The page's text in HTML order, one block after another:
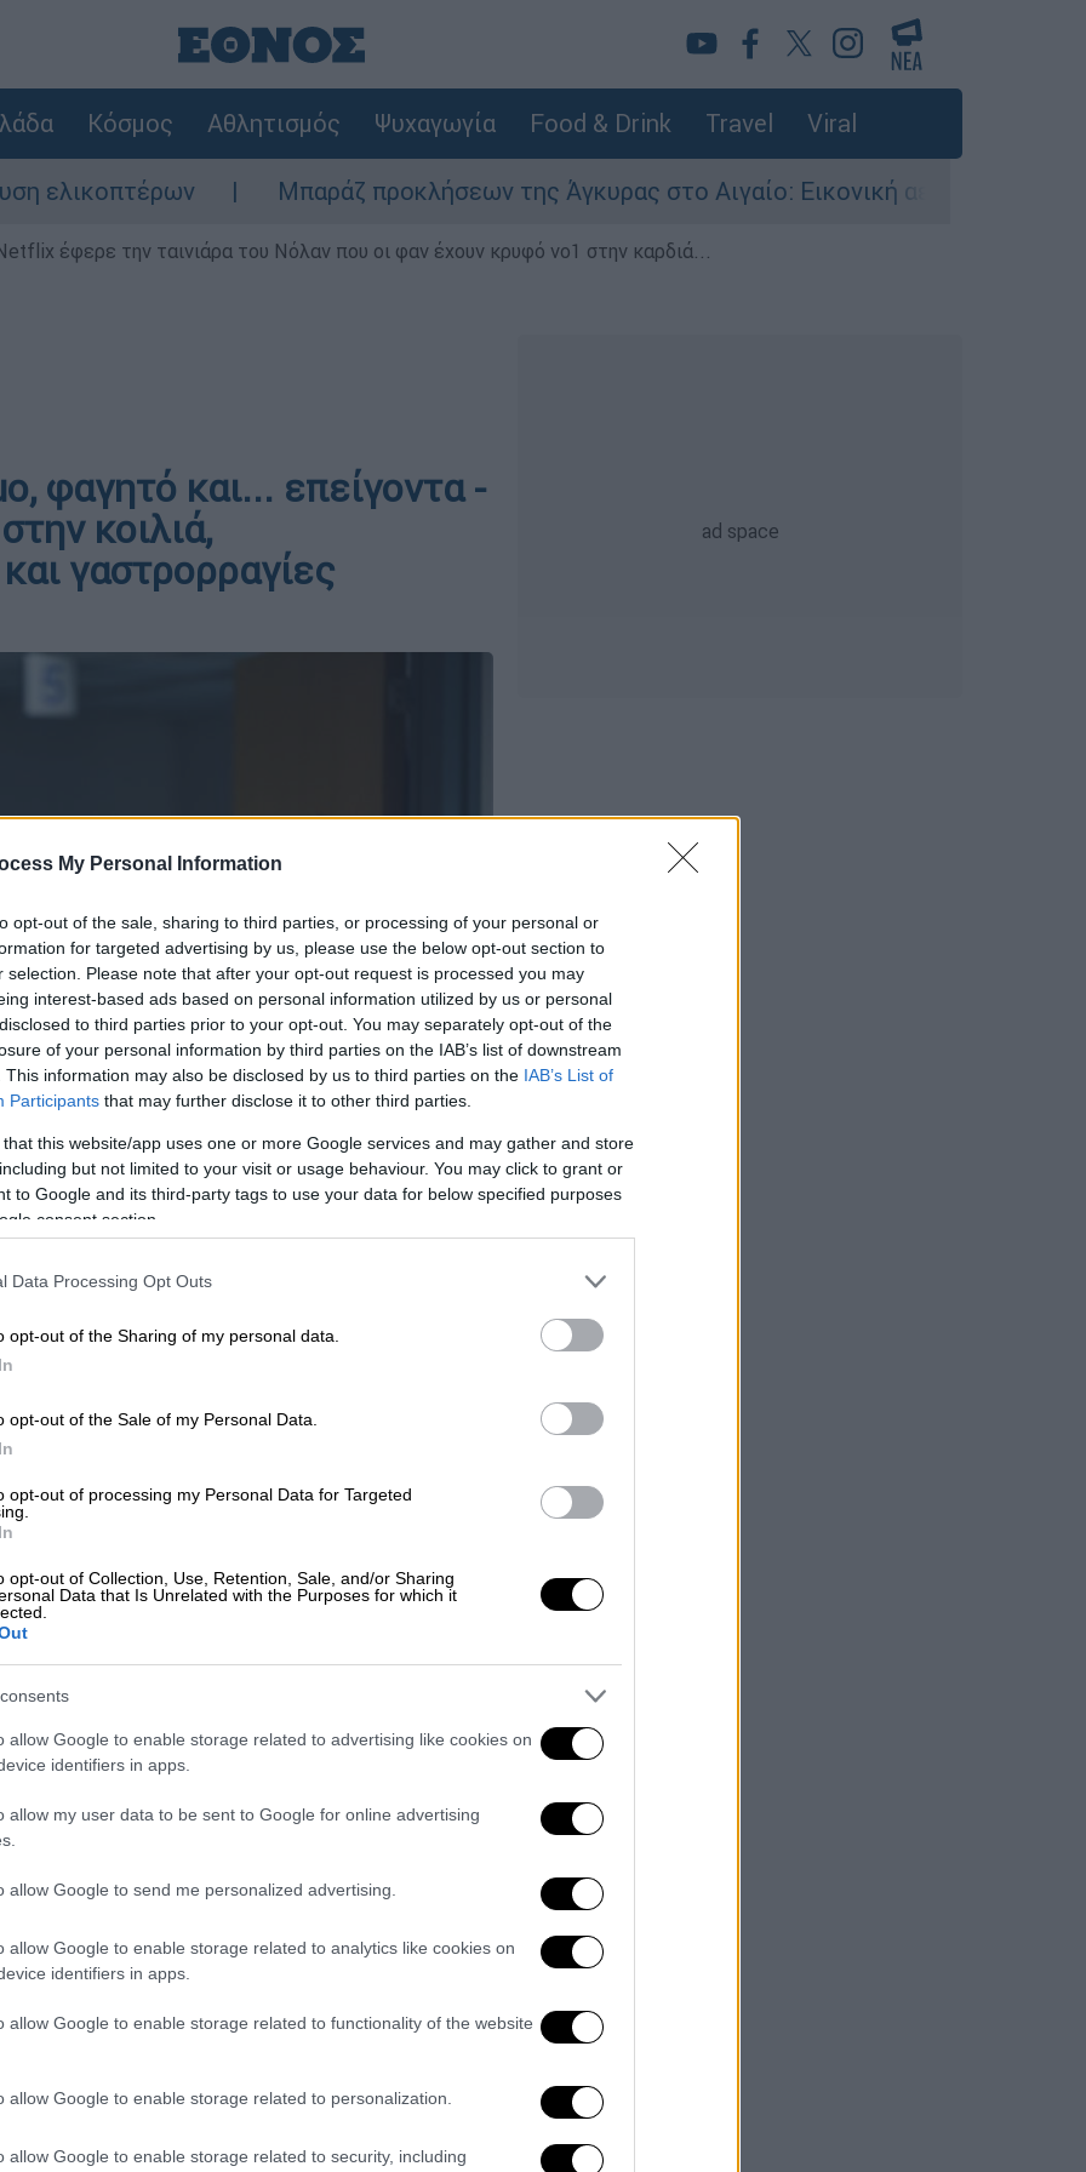
My Personal Information
opt-out of the sale, sharing to third parties, or processing of your personal or
for targeted advertising by us, please use the below opt-out section to
selection. Please note that after your opt-out request is processed you may
interest-based ads based on personal information utilized by us or personal
to third parties prior to your opt-out. You may separately opt-out of the
of your personal information by third parties on the IAB’s list of downstream
This information may also be disclosed by us to third parties on the IAB’s List of
Participants that may further disclose it to other third parties.
that this website/app uses one or more Google services and may gather and store
but not limited to your visit or usage behaviour. You may click to grant or
to Google and its third-party tags to use your data for below specified purposes
consent section.
Data Processing Opt Outs
opt-out of the Sharing of my personal data.
opt-out of the Sale of my Personal Data.
opt-out of processing my Personal Data for Targeted
opt-out of Collection, Use, Retention, Sale, and/or Sharing
Data that Is Unrelated with the Purposes for which it
allow Google to enable storage related to advertising like cookies on
identifiers in apps.
allow my user data to be sent to Google for online advertising
allow Google to send me personalized advertising.
allow Google to enable storage related to analytics like cookies on
identifiers in apps.
allow Google to enable storage related to functionality of the website
allow Google to enable storage related to personalization.
allow Google to enable storage related to security, including
Κόσμος Αθλητισμός Ψυχαγωγία Food & Drink Travel Viral
Μπαράζ προκλήσεων της Άγκυρας στο Αιγαίο: Εικονική αερομαχία ανάμεσα σε
έφερε την ταινιάρα του Νόλαν που οι φαν έχουν κρυφό νο1 στην καρδιά...
φαγητό και... επείγοντα -
κοιλιά,
γαστρορραγίες
ΤΑΤΙΑΝΑ)
μέτρων, φέτος το
Βόλο, σε κάθε γειτονιά οικογένειες και
ενώ πολλοί ήταν εκείνοι που
του νομού.
έφαγαν, γλέντησαν και κατέληξαν
Επειγόντων
Περιστατικών, Ηλία
του Πάσχα, είχε αυξημένη
, αποδόθηκαν στο φαγητό, με
βοήθεια.
αλλά καιγαστρορραγίες-σε λίγες
που απασχόλησαν τους γιατρούς
τις γιορτινές ημέρες.
κρούσματα αναμένονται στην Ελλάδα
για εμπορικά καταστήματα,